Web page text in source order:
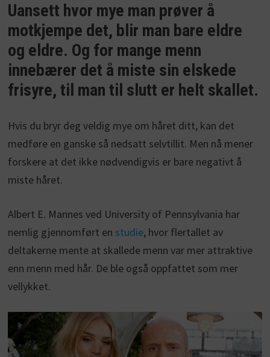
Uansett hvor mye man prøver å
motkjempe det, blir man bare eldre
og eldre. Og for mange menn
innebærer det å miste sin elskede
frisyre, til man til slutt er helt skallet.
Hvis du bryr deg veldig mye om håret ditt, kan det
medføre en ganske så nedsatt selvtillit. Men nå mener
forskere at det ikke nødvendigvis er bare negativt å
miste håret.
Albert E. Mannes ved University of Pennsylvania har
nemlig gjennomført en studie, hvor flertallet av
deltakerne mente at skallede menn var mer attraktive
enn menn med hår. De ble også oppfattet som mer
vellykket.